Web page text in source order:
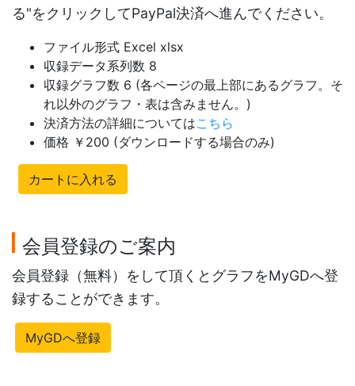
る"をクリックしてPayPal決済へ進んでください。
ファイル形式 Excel xlsx
収録データ系列数 8
収録グラフ数 6 (各ページの最上部にあるグラフ。そ
れ以外のグラフ・表は含みません。)
決済方法の詳細についてはこちら
価格 ￥200 (ダウンロードする場合のみ)
カートに入れる
会員登録のご案内
会員登録（無料）をして頂くとグラフをMyGDへ登
録することができます。
MyGDへ登録